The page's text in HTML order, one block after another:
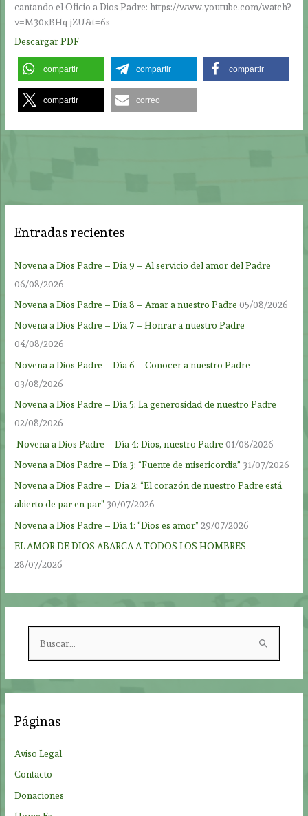
cantando el Oficio a Dios Padre: https://www.youtube.com/watch?
v=M30xBHq-jZU&t=6s
Descargar PDF
compartir compartir compartir
compartir correo
Entradas recientes
Novena a Dios Padre – Día 9 – Al servicio del amor del Padre
06/08/2026
Novena a Dios Padre – Día 8 – Amar a nuestro Padre 05/08/2026
Novena a Dios Padre – Día 7 – Honrar a nuestro Padre
04/08/2026
Novena a Dios Padre – Día 6 – Conocer a nuestro Padre
03/08/2026
Novena a Dios Padre – Día 5: La generosidad de nuestro Padre
02/08/2026
Novena a Dios Padre – Día 4: Dios, nuestro Padre 01/08/2026
Novena a Dios Padre – Día 3: “Fuente de misericordia” 31/07/2026
Novena a Dios Padre – Día 2: “El corazón de nuestro Padre está
abierto de par en par” 30/07/2026
Novena a Dios Padre – Día 1: “Dios es amor” 29/07/2026
EL AMOR DE DIOS ABARCA A TODOS LOS HOMBRES
28/07/2026
c
r
:
Páginas
Aviso Legal
Contacto
Donaciones